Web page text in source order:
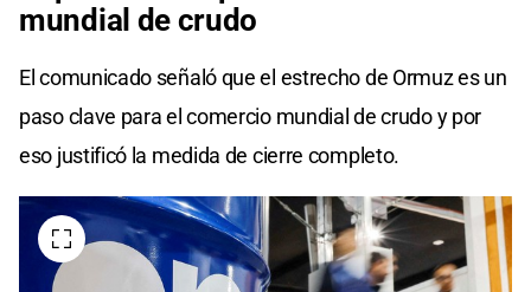
mundial de crudo
El comunicado señaló que el estrecho de Ormuz es un
paso clave para el comercio mundial de crudo y por
eso justificó la medida de cierre completo.